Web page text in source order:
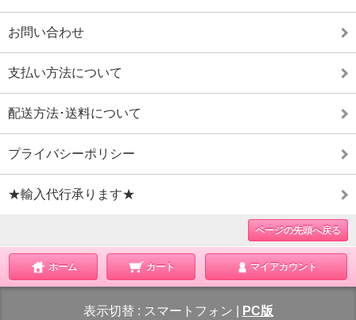
お問い合わせ
支払い方法について
配送方法･送料について
プライバシーポリシー
★輸入代行承ります★
ページの先頭へ戻る
ホーム カート マイアカウント
表示切替 : スマートフォン PC版